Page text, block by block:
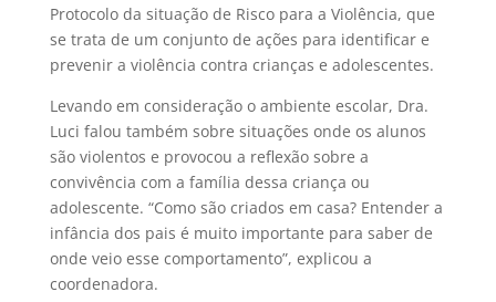
Protocolo da situação de Risco para a Violência, que
se trata de um conjunto de ações para identificar e
prevenir a violência contra crianças e adolescentes.
Levando em consideração o ambiente escolar, Dra.
Luci falou também sobre situações onde os alunos
são violentos e provocou a reflexão sobre a
convivência com a família dessa criança ou
adolescente. “Como são criados em casa? Entender a
infância dos pais é muito importante para saber de
onde veio esse comportamento”, explicou a
coordenadora.